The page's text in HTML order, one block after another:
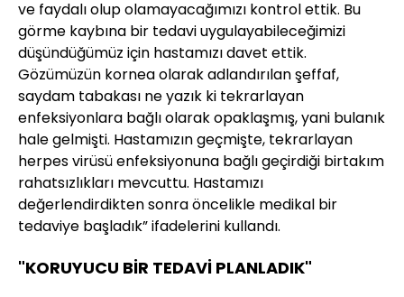
ve faydalı olup olamayacağımızı kontrol ettik. Bu
görme kaybına bir tedavi uygulayabileceğimizi
düşündüğümüz için hastamızı davet ettik.
Gözümüzün kornea olarak adlandırılan şeffaf,
saydam tabakası ne yazık ki tekrarlayan
enfeksiyonlara bağlı olarak opaklaşmış, yani bulanık
hale gelmişti. Hastamızın geçmişte, tekrarlayan
herpes virüsü enfeksiyonuna bağlı geçirdiği birtakım
rahatsızlıkları mevcuttu. Hastamızı
değerlendirdikten sonra öncelikle medikal bir
tedaviye başladık” ifadelerini kullandı.
"KORUYUCU BİR TEDAVİ PLANLADIK"